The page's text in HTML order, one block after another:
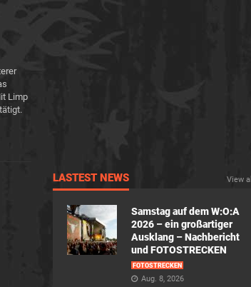
Limp
LASTEST NEWS View all
Samstag auf dem W:O:A
2026 – ein großartiger
Ausklang – Nachbericht
und FOTOSTRECKEN
FOTOSTRECKEN
Aug. 8, 2026